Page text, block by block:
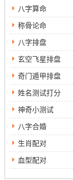
就3.充分理解还
布置签文的含义
处，还可以让大
场推进机遇...
八字算命
称骨论命
八字排盘
玄空飞星排盘
奇门遁甲排盘
姓名测试打分
神奇小测试
八字合婚
生肖配对
血型配对